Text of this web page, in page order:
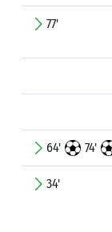
77'
64' 74'
34'